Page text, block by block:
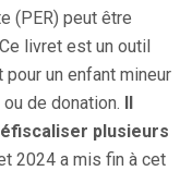
(PER) peut être
livret est un outil
un enfant mineur
de donation. Il
plusieurs
2024 a mis fin à cet